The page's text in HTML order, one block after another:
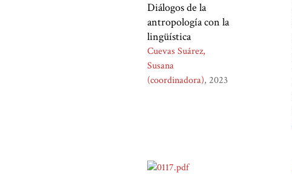
Diálogos de la
antropología con la
lingüística
Cuevas Suárez,
Susana
(coordinadora) 2023